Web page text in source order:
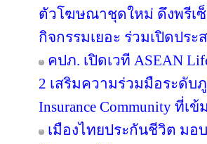
ตัวโฆษณาชุดใหม่ ดึงพรีเ
กิจกรรมเยอะ ร่วมเปิดปร
คปภ. เปิดเวที ASEAN
2 เสริมความร่วมมือระดับ
Insurance Community ที่เข้
เมืองไทยประกันชีวิต มอ